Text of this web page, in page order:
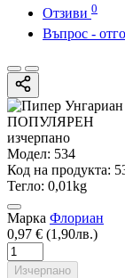
Отзиви 0
Въпрос -
ПОПУЛЯРЕН
изчерпано
Модел: 534
Код на продукта:
Тегло: 0,01kg
Марка Флориан
0,97 € (1,90лв.)
Изчерпано